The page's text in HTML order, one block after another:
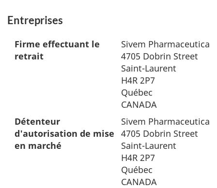
Entreprises
Firme effectuant le
retrait
Sivem Pharmaceuticals
4705 Dobrin Street
Saint-Laurent
H4R 2P7
Québec
CANADA
Détenteur
d'autorisation de mise
en marché
Sivem Pharmaceuticals
4705 Dobrin Street
Saint-Laurent
H4R 2P7
Québec
CANADA